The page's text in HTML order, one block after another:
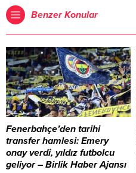
Benzer Konular
Fenerbahçe’den tarihi
transfer hamlesi: Emery
onay verdi, yıldız futbolcu
geliyor – Birlik Haber Ajansı